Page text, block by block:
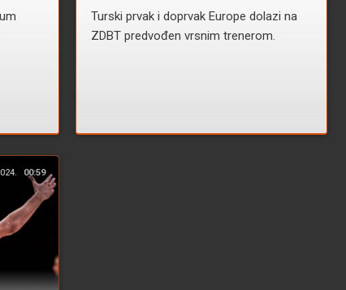
Turski prvak i doprvak Europe dolazi na
ZDBT predvođen vrsnim trenerom.
00:59